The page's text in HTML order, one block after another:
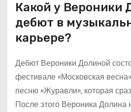
Какой у Вероники
дебют в
карьере?
Дебют Вероники Долиной
фестивале «Московская
песню «Журавли», которая
После этого Вероника Долина